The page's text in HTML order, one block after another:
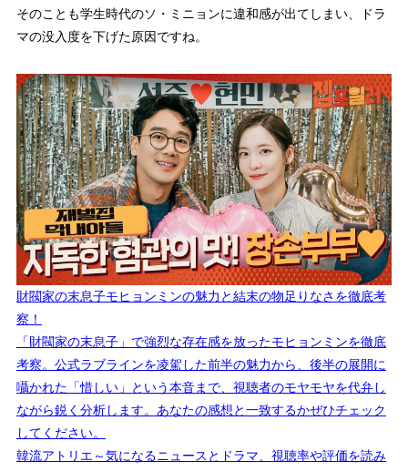
そのことも学生時代のソ・ミニョンに違和感が出てしまい、ドラ
マの没入度を下げた原因ですね。
財閥家の末息子モヒョンミンの魅力と結末の物足りなさを徹底考
察！
「財閥家の末息子」で強烈な存在感を放ったモヒョンミンを徹底
考察。公式ラブラインを凌駕した前半の魅力から、後半の展開に
囁かれた「惜しい」という本音まで、視聴者のモヤモヤを代弁し
ながら鋭く分析します。あなたの感想と一致するかぜひチェック
してください。
韓流アトリエ～気になるニュースとドラマ、視聴率や評価を読み